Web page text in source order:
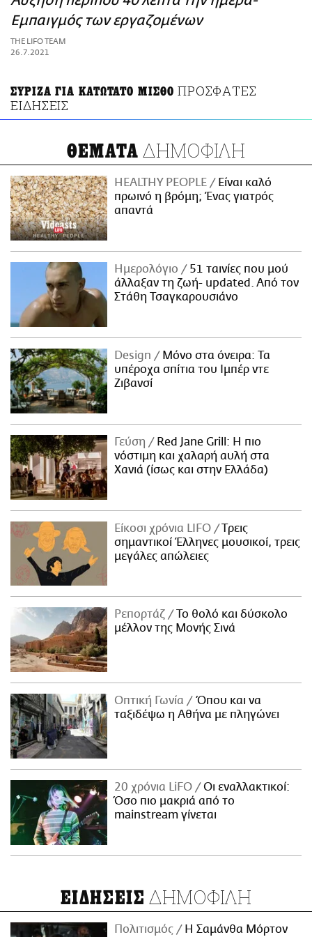
ΑΜΠΑ
PRINT
Εμπαιγμός των εργαζομένων
THE LIFO TEAM
26.7.2021
ΣΥΡΙΖΑ ΓΙΑ ΚΑΤΩΤΑΤΟ ΜΙΣΘΟ ΠΡΟΣΦΑΤΕΣ
ΕΙΔΗΣΕΙΣ
ΘΕΜΑΤΑ ΔΗΜΟΦΙΛΗ
HEALTHY PEOPLE
Είναι καλό
πρωινό η βρόμη; Ένας γιατρός
απαντά
Ημερολόγιο
51 ταινίες που μού
άλλαξαν τη ζωή- updated. Aπό τον
Στάθη Τσαγκαρουσιάνο
Design
Μόνο στα όνειρα: Τα
υπέροχα σπίτια του Ιμπέρ ντε
Ζιβανσί
Γεύση
Red Jane Grill: Η πιο
νόστιμη και χαλαρή αυλή στα
Χανιά (ίσως και στην Ελλάδα)
Είκοσι χρόνια LIFO
Tρεις
σημαντικοί Έλληνες μουσικοί, τρεις
μεγάλες απώλειες
Ρεπορτάζ
Το θολό και δύσκολο
μέλλον της Μονής Σινά
Οπτική Γωνία
Όπου και να
ταξιδέψω η Αθήνα με πληγώνει
20 χρόνια LiFO
Οι εναλλακτικοί:
Όσο πιο μακριά από το
mainstream γίνεται
ΕΙΔΗΣΕΙΣ ΔΗΜΟΦΙΛΗ
Πολιτισμός Η Σαμάνθα Μόρτον